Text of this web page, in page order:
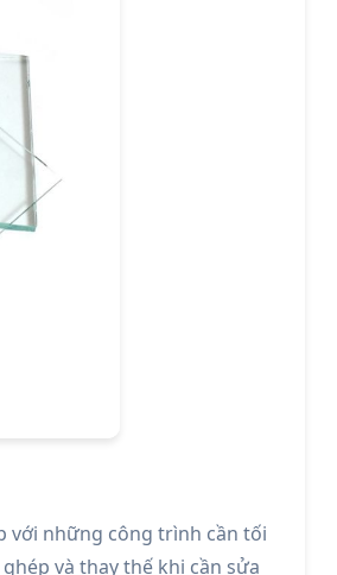
với những công trình cần tối
và thay thế khi cần sửa